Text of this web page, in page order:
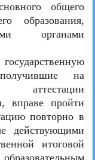
общего
образования,
органами
на
аттестации
вправе пройти
повторно в
действующими
итоговой